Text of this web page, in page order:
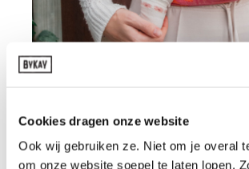
Cookies dragen onze website
Ook wij gebruiken ze. Niet om je overal
om onze website soepel te laten lopen.
Tejido
Vanaf dag 1 tot 23 kilo